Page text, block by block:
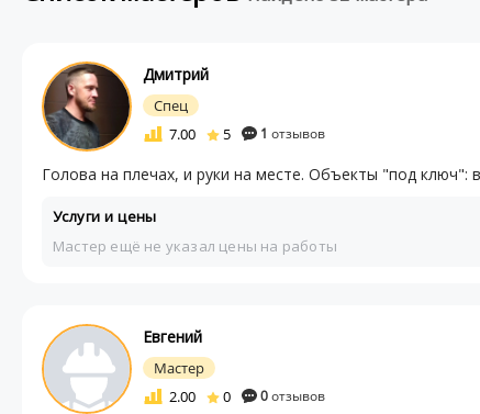
Дмитрий
Спец
7.00
5 1 отзывов
Голова на плечах, и руки на месте. Объекты "под ключ":
Услуги и цены
Мастер ещё не указал цены на работы
Евгений
Мастер
2.00
0 0отзывов